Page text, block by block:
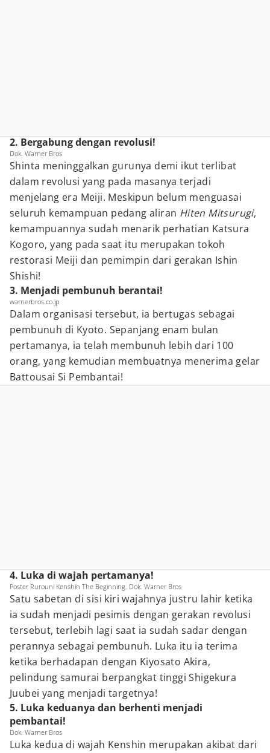
2. Bergabung dengan revolusi!
Dok. Warner Bros
Shinta meninggalkan gurunya demi ikut terlibat
dalam revolusi yang pada masanya terjadi
menjelang era Meiji. Meskipun belum menguasai
seluruh kemampuan pedang aliran Hiten Mitsurugi,
kemampuannya sudah menarik perhatian Katsura
Kogoro, yang pada saat itu merupakan tokoh
restorasi Meiji dan pemimpin dari gerakan Ishin
Shishi!
3. Menjadi pembunuh berantai!
warnerbros.co.jp
Dalam organisasi tersebut, ia bertugas sebagai
pembunuh di Kyoto. Sepanjang enam bulan
pertamanya, ia telah membunuh lebih dari 100
orang, yang kemudian membuatnya menerima gelar
Battousai Si Pembantai!
4. Luka di wajah pertamanya!
Poster Rurouni Kenshin The Beginning. Dok. Warner Bros
Satu sabetan di sisi kiri wajahnya justru lahir ketika
ia sudah menjadi pesimis dengan gerakan revolusi
tersebut, terlebih lagi saat ia sudah sadar dengan
perannya sebagai pembunuh. Luka itu ia terima
ketika berhadapan dengan Kiyosato Akira,
pelindung samurai berpangkat tinggi Shigekura
Juubei yang menjadi targetnya!
5. Luka keduanya dan berhenti menjadi
pembantai!
Dok. Warner Bros
Luka kedua di wajah Kenshin merupakan akibat dari